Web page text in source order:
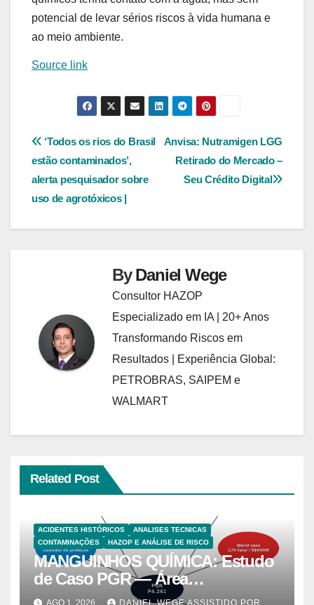
potencial de levar sérios riscos à vida humana e
ao meio ambiente.
Source link
Navegação
de
Post
Anvisa: Nutramigen LGG
Retirado do Mercado –
Seu Crédito Digital
‘Todos os rios do Brasil
estão contaminados’,
alerta pesquisador sobre
uso de agrotóxicos |
ByDaniel Wege
Consultor HAZOP
Especializado em IA | 20+ Anos
Transformando Riscos em
Resultados | Experiência Global:
PETROBRAS, SAIPEM e
WALMART
Related Post
ACIDENTES HISTÓRICOS
ANALISES TECNICAS
CONTAMINAÇÕES
HAZOP E ANÁLISE DE RISCO
MANGUINHOS QUÍMICA: Estudo
de Caso PGR — Área
Contaminada Prioridade A em
AGO 1, 2026 DANIEL WEGE ASSISTIDO POR